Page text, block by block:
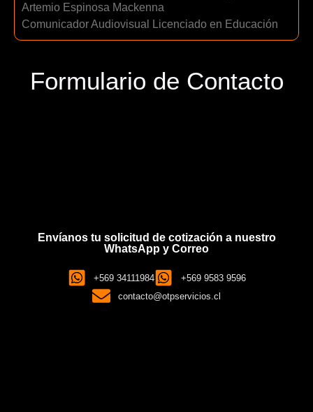
Artemio Espinosa Mackenna
Comunicador Audiovisual Licenciado en Educación
Formulario de Contacto
Envíanos tu solicitud de cotización a nuestro
WhatsApp y Correo
+569 34111984
+569 9583 9596
contacto@otpservicios.cl